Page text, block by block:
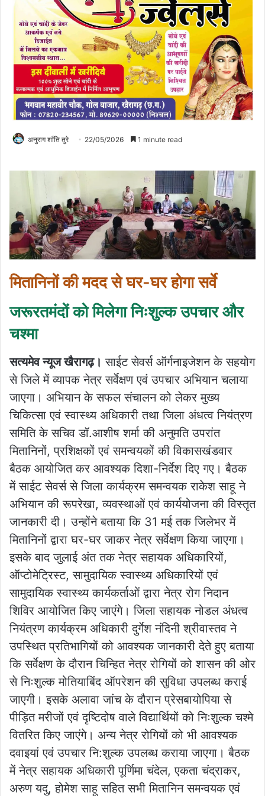
अनुराग शाँति तुरे 22/05/2026 1 minute read
मितानिनों की मदद से घर-घर होगा सर्वे
जरूरतमंदों को मिलेगा निःशुल्क उपचार और
चश्मा
सत्यमेव न्यूज खैरागढ़। साईट सेवर्स ऑर्गनाइजेशन के सहयोग
से जिले में व्यापक नेत्र सर्वेक्षण एवं उपचार अभियान चलाया
जाएगा। अभियान के सफल संचालन को लेकर मुख्य
चिकित्सा एवं स्वास्थ्य अधिकारी तथा जिला अंधत्व नियंत्रण
समिति के सचिव डॉ.आशीष शर्मा की अनुमति उपरांत
मितानिनों, प्रशिक्षकों एवं समन्वयकों की विकासखंडवार
बैठक आयोजित कर आवश्यक दिशा-निर्देश दिए गए। बैठक
में साईट सेवर्स से जिला कार्यक्रम समन्वयक राकेश साहू ने
अभियान की रूपरेखा, व्यवस्थाओं एवं कार्ययोजना की विस्तृत
जानकारी दी। उन्होंने बताया कि 31 मई तक जिलेभर में
मितानिनों द्वारा घर-घर जाकर नेत्र सर्वेक्षण किया जाएगा।
इसके बाद जुलाई अंत तक नेत्र सहायक अधिकारियों,
ऑप्टोमेट्रिस्ट, सामुदायिक स्वास्थ्य अधिकारियों एवं
सामुदायिक स्वास्थ्य कार्यकर्ताओं द्वारा नेत्र रोग निदान
शिविर आयोजित किए जाएंगे। जिला सहायक नोडल अंधत्व
नियंत्रण कार्यक्रम अधिकारी दुर्गेश नंदिनी श्रीवास्तव ने
उपस्थित प्रतिभागियों को आवश्यक जानकारी देते हुए बताया
कि सर्वेक्षण के दौरान चिन्हित नेत्र रोगियों को शासन की ओर
से निःशुल्क मोतियाबिंद ऑपरेशन की सुविधा उपलब्ध कराई
जाएगी। इसके अलावा जांच के दौरान प्रेसबायोपिया से
पीड़ित मरीजों एवं दृष्टिदोष वाले विद्यार्थियों को निःशुल्क चश्मे
वितरित किए जाएंगे। अन्य नेत्र रोगियों को भी आवश्यक
दवाइयां एवं उपचार नि:शुल्क उपलब्ध कराया जाएगा। बैठक
में नेत्र सहायक अधिकारी पूर्णिमा चंदेल, एकता चंद्राकर,
अरुण यदु, होमेश साहू सहित सभी मितानिन समन्वयक एवं